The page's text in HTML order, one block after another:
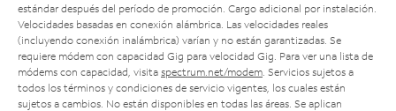
estándar después del período de promoción. Cargo adicional por instalación.
Velocidades basadas en conexión alámbrica. Las velocidades reales
(incluyendo conexión inalámbrica) varían y no están garantizadas. Se
requiere módem con capacidad Gig para velocidad Gig. Para ver una lista de
módems con capacidad, visita spectrum.net/modem . Servicios sujetos a
todos los términos y condiciones de servicio vigentes, los cuales están
sujetos a cambios. No están disponibles en todas las áreas. Se aplican